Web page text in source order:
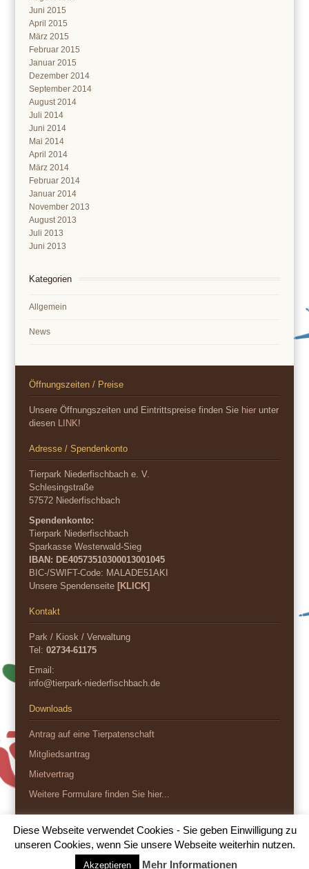
Juni 2015
April 2015
März 2015
Februar 2015
Januar 2015
Dezember 2014
September 2014
August 2014
Juli 2014
Juni 2014
Mai 2014
April 2014
März 2014
Februar 2014
Januar 2014
November 2013
August 2013
Juli 2013
Juni 2013
Kategorien
Allgemein
News
Öffnungszeiten / Preise
Unsere Öffnungszeiten und Eintrittspreise finden Sie hier unter
diesen LINK!
Adresse / Spendenkonto
Tierpark Niederfischbach e. V.
Schlesingstraße
57572 Niederfischbach
Spendenkonto:
Tierpark Niederfischbach
Sparkasse Westerwald-Sieg
IBAN: DE40573510300013001045
BIC-/SWIFT-Code: MALADE51AKI
Unsere Spendenseite[KLICK]
Kontakt
Park / Kiosk / Verwaltung
Tel:02734-61175
Email:
info@tierpark-niederfischbach.de
Downloads
Antrag auf eine Tierpatenschaft
Mitgliedsantrag
Mietvertrag
Weitere Formulare finden Sie hier...
Copyright 2026
Impressum Datenschutz
Diese Webseite verwendet Cookies - Sie geben Einwilligung zu
unseren Cookies, wenn Sie unsere Webseite weiterhin nutzen.
Akzeptieren Mehr Informationen